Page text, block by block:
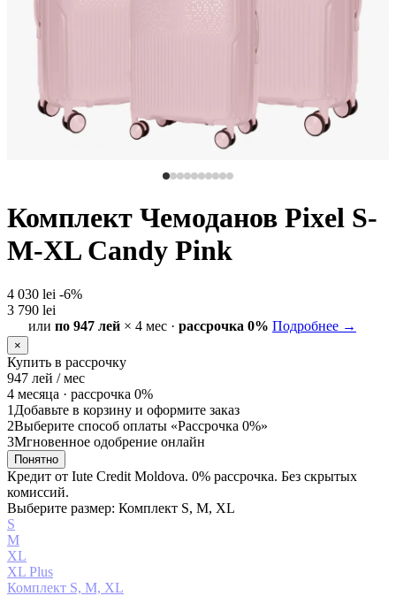
Комплект Чемоданов Pixel S-
M-XL Candy Pink
4 030 lei -6%
3 790 lei
или по 947 лей × 4 мес · рассрочка 0% Подробнее →
×
Купить в рассрочку
947 лей / мес
4 месяца · рассрочка 0%
1 Добавьте в корзину и оформите заказ
2Выберите способ оплаты «Рассрочка 0%»
3Мгновенное одобрение онлайн
Понятно
Кредит от Iute Credit Moldova. 0% рассрочка. Без скрытых
комиссий.
Выберите размер: Комплект S, M, XL
S
М
XL
XL Plus
Комплект S, M, XL